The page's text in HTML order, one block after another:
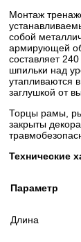
Монтаж
собой
армирующей
составляет
шпильки над
утапливаются
заглушкой от
Торцы рамы,
закрыты
Технические
Параметр
Длина